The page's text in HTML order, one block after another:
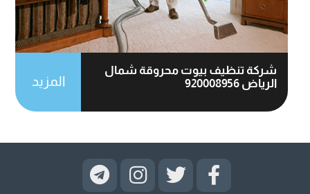
شركة تنظيف بيوت محروقة شمال
الرياض 920008956
المزيد